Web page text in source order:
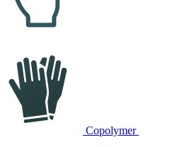
Copolymer